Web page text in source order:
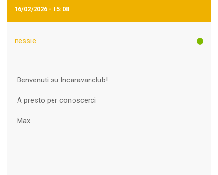
16/02/2026 - 15:08
nessie
Benvenuti su Incaravanclub!
A presto per conoscerci
Max